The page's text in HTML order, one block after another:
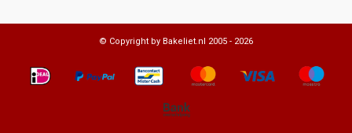
© Copyright by Bakeliet.nl 2005 - 2026